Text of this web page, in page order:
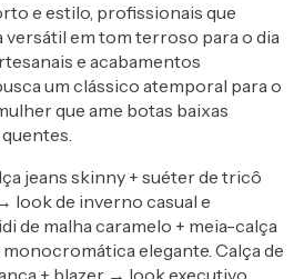
e estilo, profissionais que
versátil em tom terroso para o dia
e acabamentos
um clássico atemporal para o
que ame botas baixas
jeans skinny + suéter de tricô
look de inverno casual e
de malha caramelo + meia-calça
elegante. Calça de
+ blazer → look executivo